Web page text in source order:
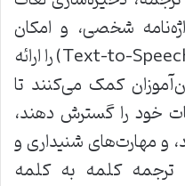
شخصی، و امکان
شنیدن تلفظ صحیح کلمات (Text-to-Speech) را ارائه
کمک می‌کنند تا
خود را گسترش دهند،
و مهارت‌های شنیداری و
ترجمه کلمه به کلمه